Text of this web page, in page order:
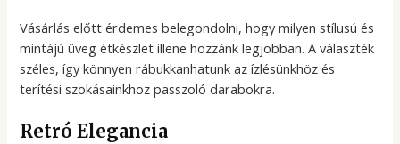
Vásárlás előtt érdemes belegondolni, hogy milyen stílusú és
mintájú üveg étkészlet illene hozzánk legjobban. A választék
széles, így könnyen rábukkanhatunk az ízlésünkhöz és
terítési szokásainkhoz passzoló darabokra.
Retró Elegancia